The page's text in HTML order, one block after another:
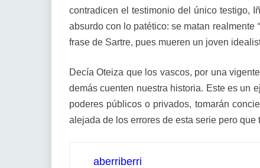
contradicen el testimonio del único testigo,
absurdo con lo patético: se matan realmente
frase de Sartre, pues mueren un joven
Decía Oteiza que los vascos, por una
demás cuenten nuestra historia. Este es un
poderes públicos o privados, tomarán
alejada de los errores de esta serie pero
aberriberri